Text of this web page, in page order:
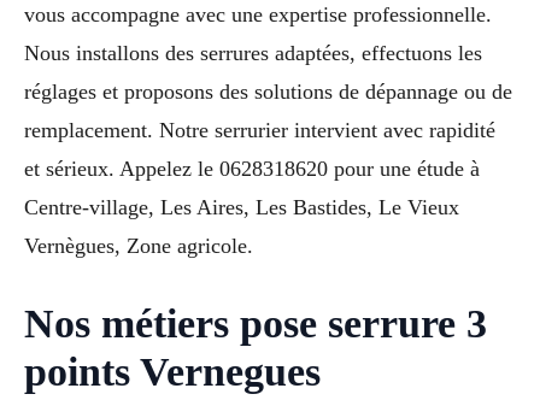
vous accompagne avec une expertise professionnelle.
Nous installons des serrures adaptées, effectuons les
réglages et proposons des solutions de dépannage ou de
remplacement. Notre serrurier intervient avec rapidité
et sérieux. Appelez le 0628318620 pour une étude à
Centre-village, Les Aires, Les Bastides, Le Vieux
Vernègues, Zone agricole.
Nos métiers pose serrure 3
points Vernegues